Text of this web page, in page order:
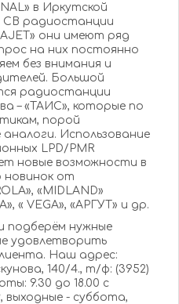
в Иркутской
они имеют ряд
на них постоянно
Большой
радиостанции
которые по
порой
LPD/PMR
новинок от
«MIDLAND»
«VECTOR», «VOSTOK», «LIRA», « VEGA», «АРГУТ» и др.
подберём нужные
удовлетворить
Наш адрес:
140/4., т/ф: (3952)
- суббота,